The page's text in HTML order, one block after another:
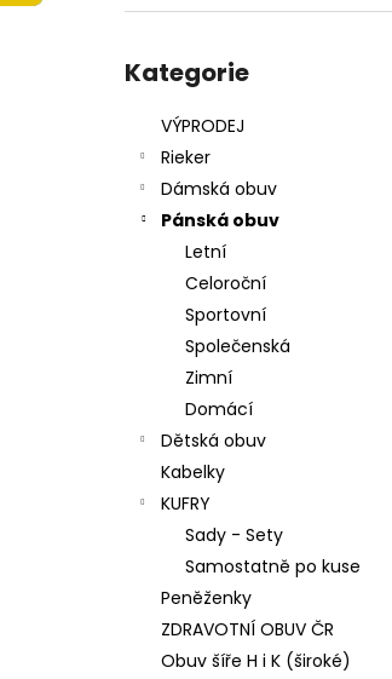
kategorie
Kategorie
VÝPRODEJ
Rieker
Dámská obuv
Pánská obuv
Letní
Celoroční
Sportovní
Společenská
Zimní
Domácí
Dětská obuv
Kabelky
KUFRY
Sady - Sety
Samostatně po kuse
Peněženky
ZDRAVOTNÍ OBUV ČR
Obuv šíře H i K (široké)
699 Kč